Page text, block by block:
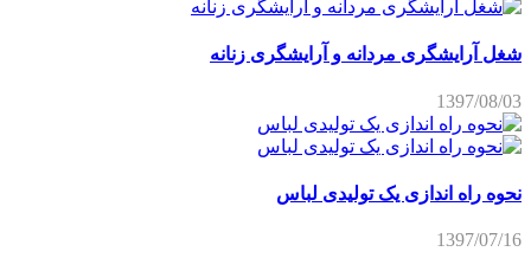
شغل آرایشگری مردانه و آرایشگری زنانه
1397/08/03
نحوه راه اندازی یک تولیدی لباس
1397/07/16